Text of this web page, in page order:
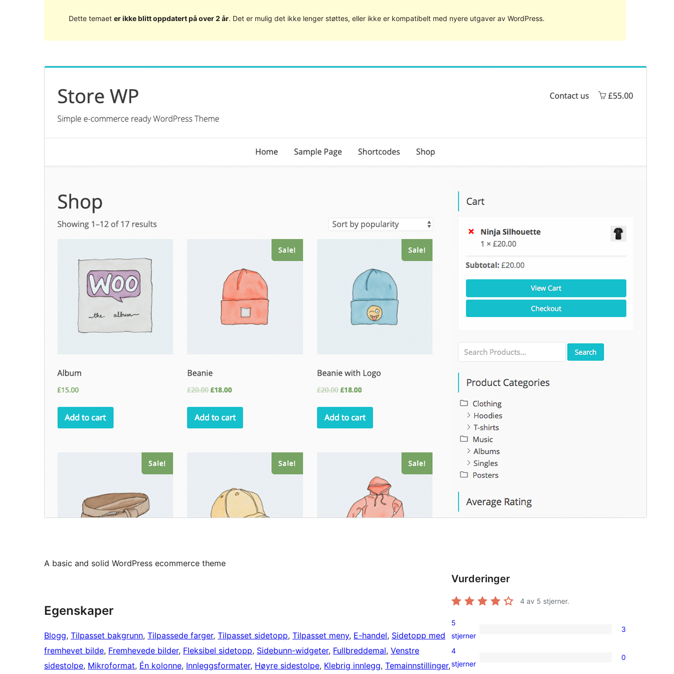
Dette temaet er ikke blitt oppdatert på over 2 år. Det er mulig det ikke lenger støttes, eller ikke er kompatibelt med nyere utgaver av WordPress.
1.37
A basic and solid WordPress ecommerce theme
Egenskaper
Blogg, Tilpasset bakgrunn, Tilpassede farger, Tilpasset sidetopp, Tilpasset meny, E-handel, Sidetopp med
fremhevet bilde, Fremhevede bilder, Fleksibel sidetopp, Sidebunn-widgeter, Fullbreddemal, Venstre
sidestolpe, Mikroformat, Én kolonne, Innleggsformater, Høyre sidestolpe, Klebrig innlegg, Temainnstillinger ,
Vurderinger
4 av 5 stjerner.
3
5-
star
5
stjerner
3
0
4
stjerner
0